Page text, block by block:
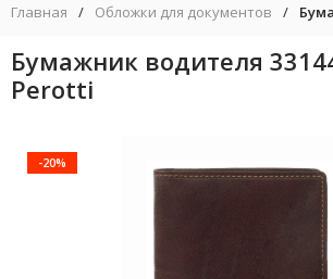
Главная / Обложки для документов /
Бумажник водителя
Perotti
-20%